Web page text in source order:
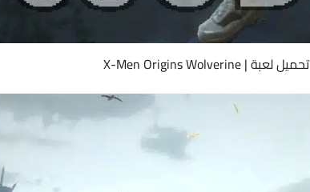
تحميل لعبة | X-Men Origins Wolverine